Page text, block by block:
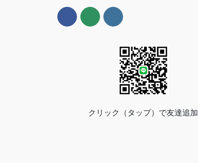
クリック（タップ）で友達追加